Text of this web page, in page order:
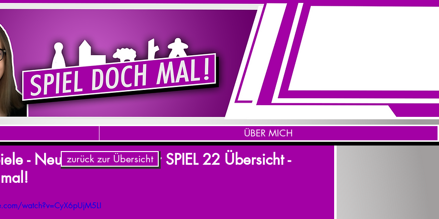
- Neuheiten nach der SPIEL 22 Übersicht -
watch?v=CyX6pUjM5LI
zurück zur Übersicht
ÜBER MICH